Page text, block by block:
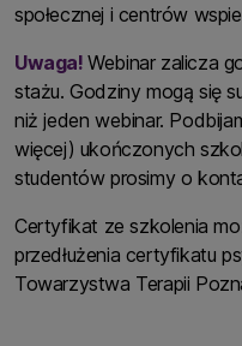
społecznej i centrów
Uwaga!Webinar zalicza
stażu. Godziny mogą się
niż jeden webinar.
więcej) ukończonych
studentów prosimy o
Certyfikat ze szkolenia
przedłużenia certyfikatu
Towarzystwa Terapii